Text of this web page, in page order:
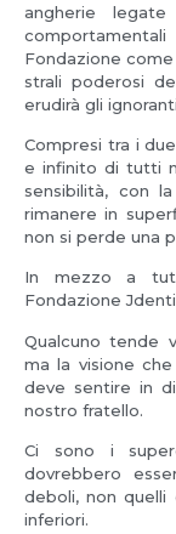
angherie
Fondazione
strali poderosi
erudirà gli
Compresi tra i
e infinito di tutti
sensibilità, con
rimanere in
non si perde una
In mezzo a
Fondazione
Qualcuno tende
ma la visione
deve sentire in
nostro fratello.
Ci sono i
dovrebbero
deboli, non quelli
inferiori.